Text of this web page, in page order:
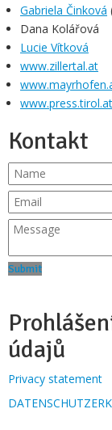
Gabriela Činková
Dana Kolářová
Lucie Vítková
www.zillertal.at
www.press.tirol.at
Kontakt
Submit
údajů
Privacy statement